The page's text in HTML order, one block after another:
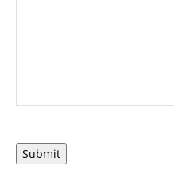
Submit